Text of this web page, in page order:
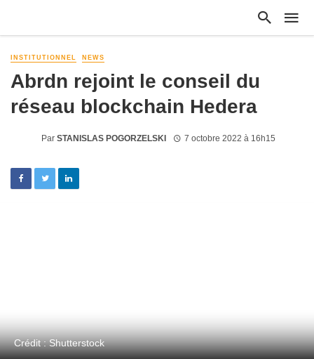
INSTITUTIONNEL NEWS
Abrdn rejoint le conseil du
réseau blockchain Hedera
Par STANISLAS POGORZELSKI 7 octobre 2022 à 16h15
Crédit : Shutterstock